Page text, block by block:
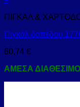
ΠΙΓΚΑΛ &
Πιγκάλ δαπέδου
60,74 €
ΑΜΕΣΑ ΔΙΑΘΕΣΙΜΟ